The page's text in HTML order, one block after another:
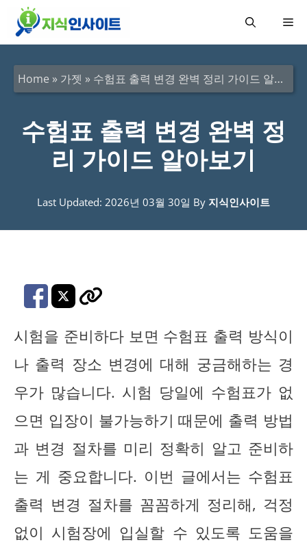
메
Home » 가젯 » 수험표 출력 변경 완벽 정리 가이드 알아보기
수험표 출력 변경 완벽 정
리 가이드 알아보기
Last Updated: 2026년 03월 30일 By 지식인사이트
시험을 준비하다 보면 수험표 출력 방식이
나 출력 장소 변경에 대해 궁금해하는 경
우가 많습니다. 시험 당일에 수험표가 없
으면 입장이 불가능하기 때문에 출력 방법
과 변경 절차를 미리 정확히 알고 준비하
는 게 중요합니다. 이번 글에서는 수험표
출력 변경 절차를 꼼꼼하게 정리해, 걱정
없이 시험장에 입실할 수 있도록 도움을